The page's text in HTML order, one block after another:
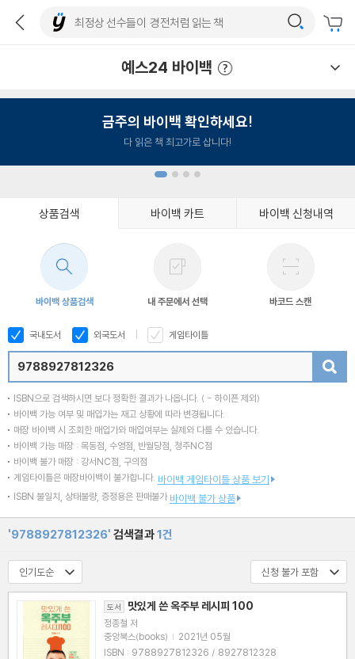
예스24 바이백
금주의 바이백 확인하세요!
다 읽은 책 최고가로 삽니다!
상품검색 바이백 카트 바이백 신청내역
바이백 상품검색 내 주문에서 선택 바코드 스캔
국내도서 외국도서 게임타이틀
ISBN으로 검색하시면 보다 정확한 결과가 나옵니다. ( - 하이픈 제외)
바이백 가능 여부 및 매입가는 재고 상황에 따라 변경됩니다.
매장 바이백 시 조회한 매입가와 매입여부는 실제와 다를 수 있습니다.
바이백 가능 매장 : 목동점, 수영점, 반월당점, 청주NC점
바이백 불가 매장 : 강서NC점, 구의점
게임타이틀은 매장바이백이 불가합니다. 바이백 게임타이틀 상품 보기
ISBN 불일치, 상태불량, 증정용은 판매불가 바이백 불가 상품
'9788927812326' 검색결과1건
도서 맛있게 쓴 옥주부 레시피 100
정종철 저
중앙북스(books) | 2021년 05월
ISBN : 9788927812326 / 8927812328